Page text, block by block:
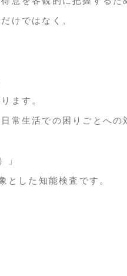
けではなく、
ます。
常生活での困りごとへの
」
とした知能検査です。